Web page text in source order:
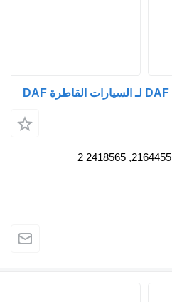
1951941, 2133321, 2184053, 2164455, 2418565 2